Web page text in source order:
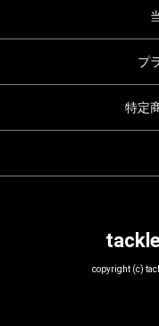
プ
特定
copyright (c)